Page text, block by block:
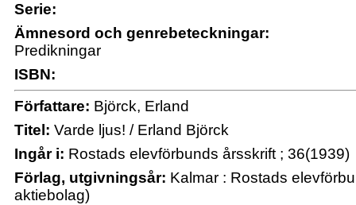
Serie:
Ämnesord och genrebeteckningar:
Predikningar
ISBN:
Författare: Björck, Erland
Titel: Varde ljus! / Erland Björck
Ingår i: Rostads elevförbunds årsskrift ; 36(1939)
Förlag, utgivningsår: Kalmar : Rostads
aktiebolag)